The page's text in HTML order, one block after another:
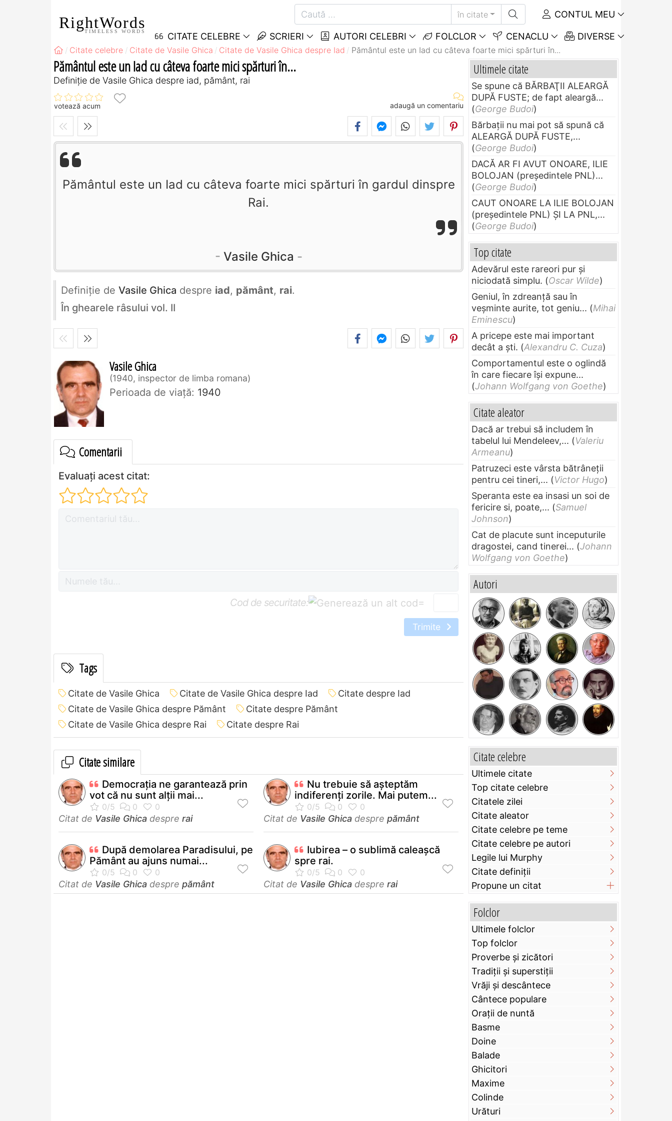
RightWords
TIMELESS WORDS
în citate CONTUL MEU
CITATE CELEBRE SCRIERI AUTORI CELEBRI FOLCLOR CENACLU DIVERSE
Citate celebre Citate de Vasile Ghica Citate de Vasile Ghica despre Iad Pământul este un Iad cu câteva foarte mici spărturi în...
Pământul este un Iad cu câteva foarte mici spărturi în...
Definiţie de Vasile Ghica despre iad, pământ, rai
votează acum adaugă un comentariu
Pământul este un Iad cu câteva foarte mici spărturi în gardul dinspre
Rai.
Vasile Ghica
Definiţie de Vasile Ghica despre iad, pământ, rai.
În ghearele râsului vol. II
Vasile Ghica
1940, inspector de limba romana
Perioada de viaţă: 1940
Comentarii
Evaluați acest citat:
Cod de securitate: =
Trimite
Tags
Citate de Vasile Ghica Citate de Vasile Ghica despre Iad
Citate despre Iad
Citate de Vasile Ghica despre Pământ
Citate despre Pământ
Citate de Vasile Ghica despre Rai
Citate despre Rai
Citate similare
Democraţia ne garantează prin
vot că nu sunt alţii mai...
Citat de Vasile Ghica despre rai
Nu trebuie să aşteptăm
indiferenţi zorile. Mai putem...
Citat de Vasile Ghica despre pământ
După demolarea Paradisului, pe
Pământ au ajuns numai...
Citat de Vasile Ghica despre pământ
Iubirea – o sublimă caleaşcă
spre rai.
Citat de Vasile Ghica despre rai
Ultimele citate
Se spune că BĂRBAŢII ALEARGĂ
DUPĂ FUSTE; de fapt aleargă...
(George Budoi)
Bărbaţii nu mai pot să spună că
ALEARGĂ DUPĂ FUSTE,...
(George Budoi)
DACĂ AR FI AVUT ONOARE, ILIE
BOLOJAN (preşedintele PNL)...
(George Budoi)
CAUT ONOARE LA ILIE BOLOJAN
(preşedintele PNL) ŞI LA PNL,...
(George Budoi)
Top citate
Adevărul este rareori pur și
niciodată simplu. (Oscar Wilde)
Geniul, în zdreanţă sau în
veşminte aurite, tot geniu... (Mihai
Eminescu)
A pricepe este mai important
decât a ști. (Alexandru C. Cuza)
Comportamentul este o oglindă
în care fiecare își expune...
(Johann Wolfgang von Goethe)
Citate aleator
Dacă ar trebui să includem în
tabelul lui Mendeleev,... (Valeriu
Armeanu)
Patruzeci este vârsta bătrâneții
pentru cei tineri,... (Victor Hugo)
Speranta este ea insasi un soi de
fericire si, poate,... (Samuel
Johnson)
Cat de placute sunt inceputurile
dragostei, cand tinerei... (Johann
Wolfgang von Goethe)
Autori
Citate celebre
Ultimele citate
Top citate celebre
Citatele zilei
Citate aleator
Citate celebre pe teme
Citate celebre pe autori
Legile lui Murphy
Citate definiţii
Propune un citat
Folclor
Ultimele folclor
Top folclor
Proverbe și zicători
Tradiții și superstiții
Vrăji și descântece
Cântece populare
Orații de nuntă
Basme
Doine
Balade
Ghicitori
Maxime
Colinde
Urături